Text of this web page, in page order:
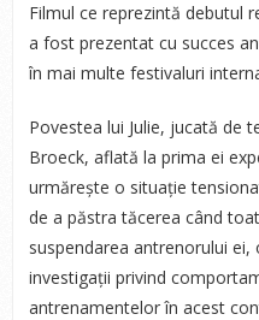
Filmul ce reprezintă debutul
a fost prezentat cu succes
în mai multe festivaluri
Povestea lui Julie, jucată de
Broeck, aflată la prima ei
urmărește o situație
de a păstra tăcerea când
suspendarea antrenorului
investigații privind
antrenamentelor în acest